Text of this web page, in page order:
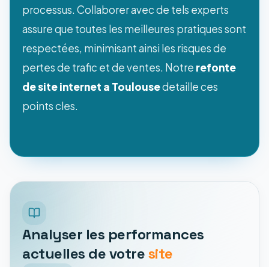
processus. Collaborer avec de tels experts
assure que toutes les meilleures pratiques sont
respectées, minimisant ainsi les risques de
pertes de trafic et de ventes. Notre refonte
de site internet a Toulousedetaille ces
points cles.
Analyser les performances
actuelles de votresite